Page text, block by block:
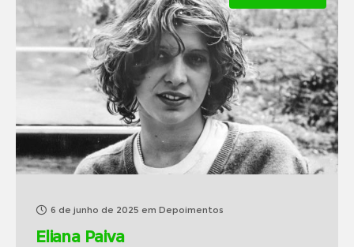
6 de junho de 2025 em Depoimentos
Eliana Paiva